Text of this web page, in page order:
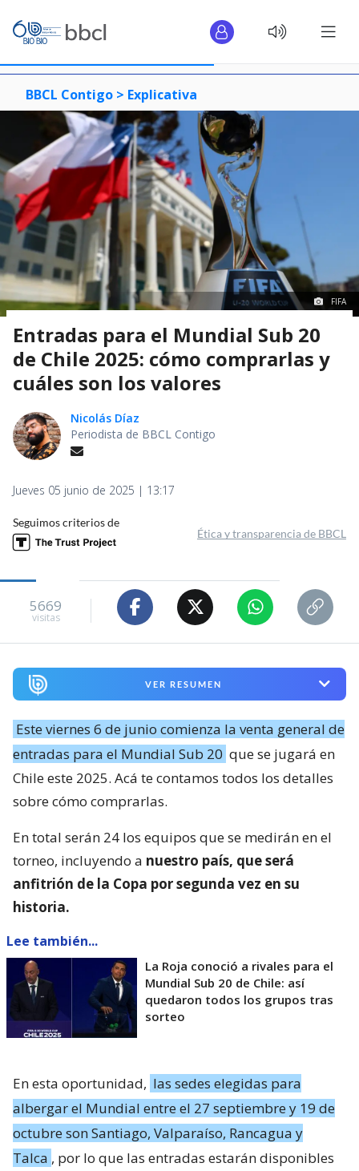
BBCL Contigo > Explicativa
FIFA
Entradas para el Mundial Sub 20
de Chile 2025: cómo comprarlas y
cuáles son los valores
Nicolás Díaz
Periodista de BBCL Contigo
Jueves 05 junio de 2025 | 13:17
Seguimos criterios de
Ética y transparencia de BBCL
5669
visitas
VER RESUMEN
Este viernes 6 de junio comienza la venta general de
entradas para el Mundial Sub 20 que se jugará en
Chile este 2025. Acá te contamos todos los detalles
sobre cómo comprarlas.
En total serán 24 los equipos que se medirán en el
torneo, incluyendo a nuestro país, que será
anfitrión de la Copa por segunda vez en su
historia.
Lee también...
La Roja conoció a rivales para el
Mundial Sub 20 de Chile: así
quedaron todos los grupos tras
sorteo
En esta oportunidad, las sedes elegidas para
albergar el Mundial entre el 27 septiembre y 19 de
octubre son Santiago, Valparaíso, Rancagua y
Talca , por lo que las entradas estarán disponibles